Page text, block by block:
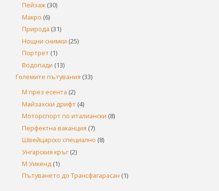
Пейзаж (30)
Макро (6)
Природа (31)
Нощни снимки (25)
Портрет (1)
Водопади (13)
Големите пътувания (33)
М през есента (2)
Майзахски дрифт (4)
Моторспорт по италиански (8)
Перфектна ваканция (7)
Швейцарско специално (8)
Унгарския кръг (2)
М Уикенд (1)
Пътуването до Трансфагарасан (1)